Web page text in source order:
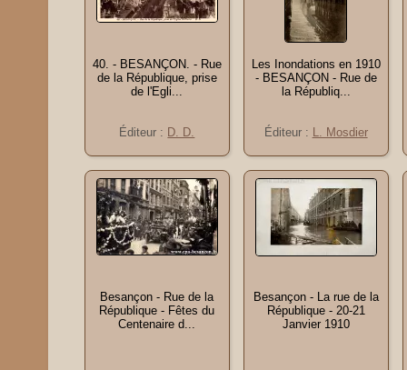
40. - BESANÇON. - Rue
de la République, prise
de l'Egli...
Éditeur : D. D.
Les Inondations en 1910
- BESANÇON - Rue de
la Républiq...
Éditeur : L. Mosdier
Besançon - Rue de la
République - Fêtes du
Centenaire d...
Besançon - La rue de la
République - 20-21
Janvier 1910